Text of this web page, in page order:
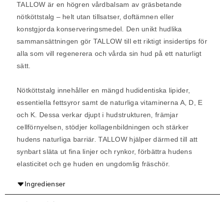
TALLOW är en högren vårdbalsam av gräsbetande
nötköttstalg – helt utan tillsatser, doftämnen eller
konstgjorda konserveringsmedel. Den unikt hudlika
sammansättningen gör TALLOW till ett riktigt insidertips för
alla som vill regenerera och vårda sin hud på ett naturligt
sätt.
Nötköttstalg innehåller en mängd hudidentiska lipider,
essentiella fettsyror samt de naturliga vitaminerna A, D, E
och K. Dessa verkar djupt i hudstrukturen, främjar
cellförnyelsen, stödjer kollagenbildningen och stärker
hudens naturliga barriär. TALLOW hjälper därmed till att
synbart släta ut fina linjer och rynkor, förbättra hudens
elasticitet och ge huden en ungdomlig fräschör.
Ingredienser